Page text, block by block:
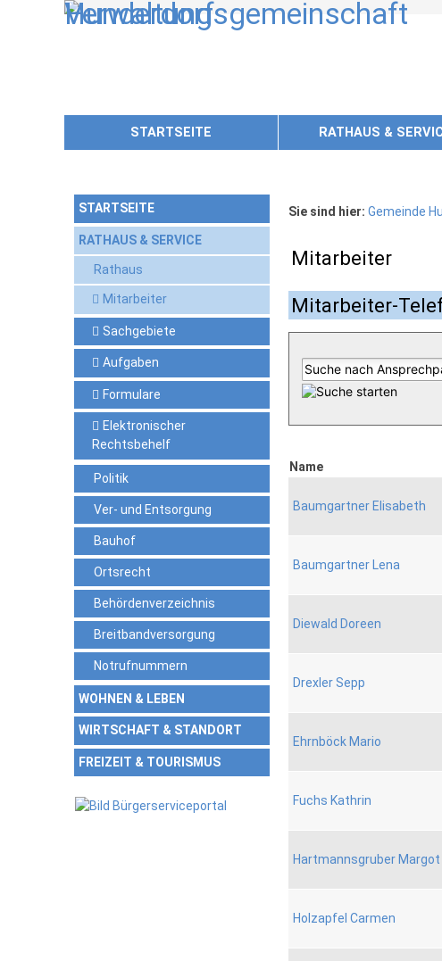
,zur Navigation oderzur Startseite springen.
STARTSEITE RATHAUS &
STARTSEITE
RATHAUS & SERVICE
Rathaus
Mitarbeiter
Sachgebiete
Aufgaben
Formulare
Elektronischer
Rechtsbehelf
Politik
Ver- und Entsorgung
Bauhof
Ortsrecht
Behördenverzeichnis
Breitbandversorgung
Notrufnummern
WOHNEN & LEBEN
WIRTSCHAFT & STANDORT
FREIZEIT & TOURISMUS
Sie sind hier: Gemeinde
Mitarbeiter
Mitarbeiter-
Name
Baumgartner Elisabeth
Baumgartner Lena
Diewald Doreen
Drexler Sepp
Ehrnböck Mario
Fuchs Kathrin
Hartmannsgruber Margot
Holzapfel Carmen